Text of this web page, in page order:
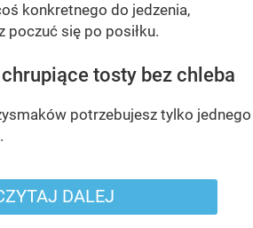
konkretnego do jedzenia,
poczuć się po posiłku.
tosty bez chleba
potrzebujesz tylko jednego
DALEJ